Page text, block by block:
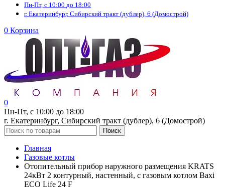
Пн-Пт, с 10:00 до 18:00
г. Екатеринбург, Сибирский тракт (дублер), 6 (Домострой)
0 Корзина
0
Пн-Пт, с 10:00 до 18:00
г. Екатеринбург, Сибирский тракт (дублер), 6 (Домострой)
Поиск
Главная
Газовые котлы
Отопительный прибор наружного размещения KRATS
24кВт 2 контурный, настенный, с газовым котлом Baxi
ECO Life 24 F